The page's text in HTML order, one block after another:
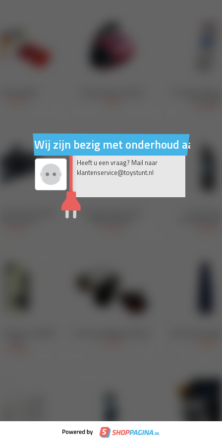
Wij zijn bezig met onderhoud aan
Heeft u een vraag? Mail naar
klantenservice@toystunt.nl